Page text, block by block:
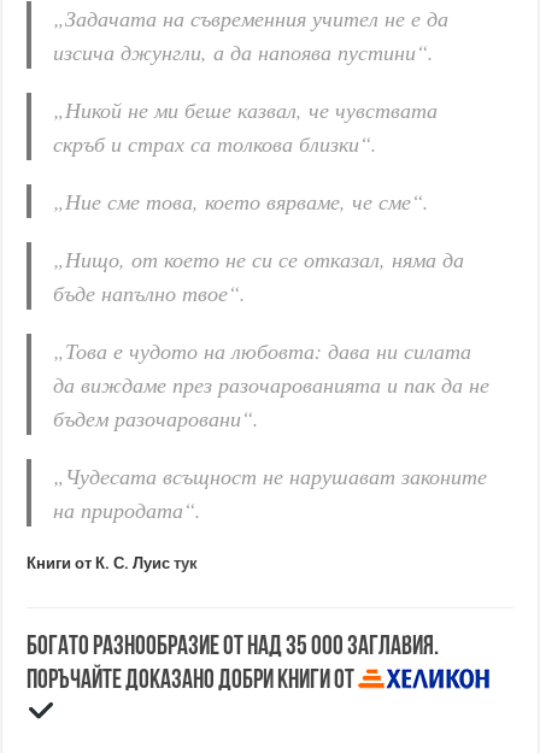
„Задачата на съвременния учител не е да
изсича джунгли, а да напоява пустини“.
„Никой не ми беше казвал, че чувствата
скръб и страх са толкова близки“.
„Ние сме това, което вярваме, че сме“.
„Нищо, от което не си се отказал, няма да
бъде напълно твое“.
„Това е чудото на любовта: дава ни силата
да виждаме през разочарованията и пак да не
бъдем разочаровани“.
„Чудесата всъщност не нарушават законите
на природата“.
Книги от К. С. Луис тук
Богато разнообразие от над 35 000 заглавия.
Поръчайте доказано добри книги от